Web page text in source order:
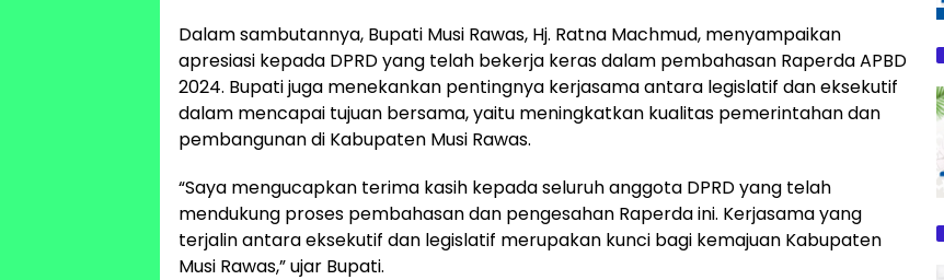
Dalam sambutannya, Bupati Musi Rawas, Hj. Ratna Machmud, menyampaikan
apresiasi kepada DPRD yang telah bekerja keras dalam pembahasan Raperda APBD
2024. Bupati juga menekankan pentingnya kerjasama antara legislatif dan eksekutif
dalam mencapai tujuan bersama, yaitu meningkatkan kualitas pemerintahan dan
pembangunan di Kabupaten Musi Rawas.
“Saya mengucapkan terima kasih kepada seluruh anggota DPRD yang telah
mendukung proses pembahasan dan pengesahan Raperda ini. Kerjasama yang
terjalin antara eksekutif dan legislatif merupakan kunci bagi kemajuan Kabupaten
Musi Rawas,” ujar Bupati.